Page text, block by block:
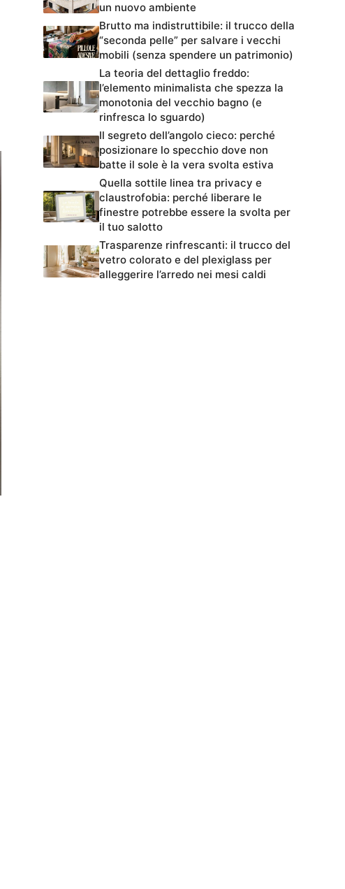
un nuovo ambiente
Brutto ma indistruttibile: il trucco della
“seconda pelle” per salvare i vecchi
mobili (senza spendere un patrimonio)
La teoria del dettaglio freddo:
l’elemento minimalista che spezza la
monotonia del vecchio bagno (e
rinfresca lo sguardo)
Il segreto dell’angolo cieco: perché
posizionare lo specchio dove non
batte il sole è la vera svolta estiva
Quella sottile linea tra privacy e
claustrofobia: perché liberare le
finestre potrebbe essere la svolta per
il tuo salotto
Trasparenze rinfrescanti: il trucco del
vetro colorato e del plexiglass per
alleggerire l’arredo nei mesi caldi